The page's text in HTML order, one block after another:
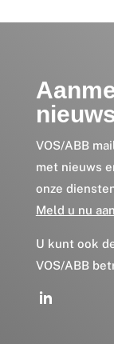
VOS/ABB
met nieuws
onze
Meld u nu aan
U kunt ook
VOS/ABB